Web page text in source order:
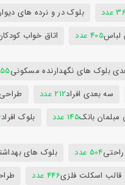
بلوک در و نرده های دیوار
لباس405 عدد اتاق خواب
بلوک های نگهدارنده مسکونی355
سه بعدی افراد212 عدد
بانک145 عدد بلوک افراد
504 عدد بلوک های
قالب اسکلت فلزی446 عدد